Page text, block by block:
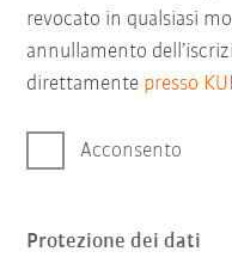
revocato in qualsiasi
annullamento
direttamente presso
Acconsento
Protezione dei dati